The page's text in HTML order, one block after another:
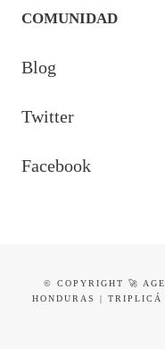
COMUNIDAD
Blog
Twitter
Facebook
© COPYRIGHT 🚀
HONDURAS | TRIPLICÁ